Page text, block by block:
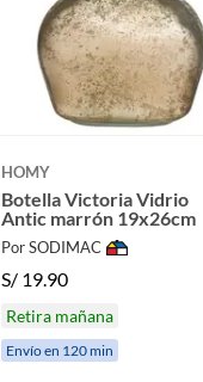
HOMY
Botella Victoria Vidrio
Antic marrón 19x26cm
Por SODIMAC
S/ 19.90
Retira mañana
Envío en 120 min